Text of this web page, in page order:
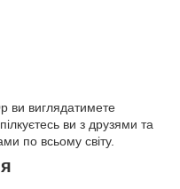
ви виглядатимете
ви з друзями та
по всьому світу.